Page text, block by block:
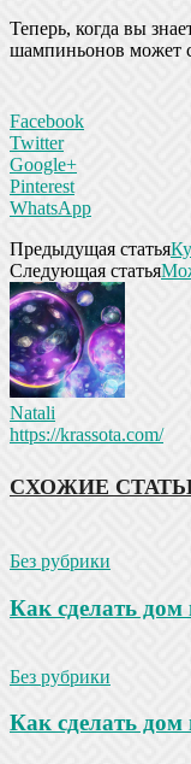
Теперь, когда вы
шампиньонов может
Facebook
Twitter
Google+
Pinterest
WhatsApp
Предыдущая статья
Следующая статья
Natali
https://krassota.com/
СХОЖИЕ
Без рубрики
Как сделать дом
Без рубрики
Как сделать